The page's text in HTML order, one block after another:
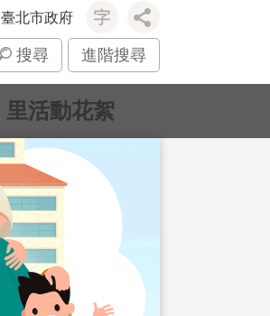
臺北市政府
搜尋 進階搜尋
里活動花絮